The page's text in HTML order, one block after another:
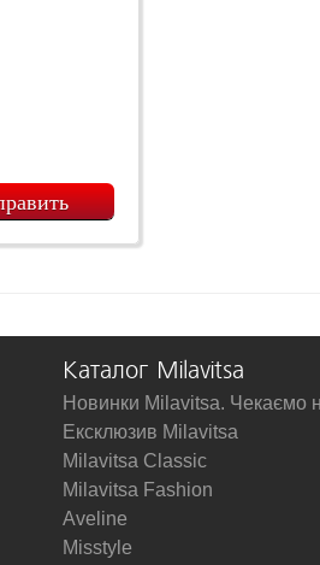
Каталог Milavitsa
Новинки Milavitsa. Чекаємо
Ексклюзив Milavitsa
Milavitsa Classic
Milavitsa Fashion
Aveline
Misstyle